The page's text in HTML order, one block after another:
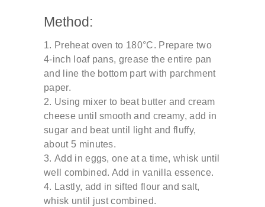
Method:
Preheat oven to 180°C. Prepare two
4-inch loaf pans, grease the entire pan
and line the bottom part with parchment
paper.
Using mixer to beat butter and cream
cheese until smooth and creamy, add in
sugar and beat until light and fluffy,
about 5 minutes.
Add in eggs, one at a time, whisk until
well combined. Add in vanilla essence.
Lastly, add in sifted flour and salt,
whisk until just combined.